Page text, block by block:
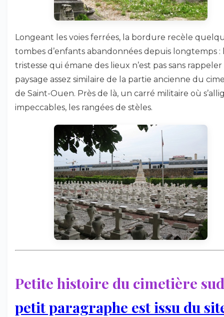
Longeant les voies ferrées, la bordure recèle
tombes d’enfants abandonnées depuis longtemps :
tristesse qui émane des lieux n’est pas sans rappeler
paysage assez similaire de la partie ancienne du
de Saint-Ouen. Près de là, un carré militaire où
impeccables, les rangées de stèles.
Petite histoire du cimetière sud
petit paragraphe est issu du